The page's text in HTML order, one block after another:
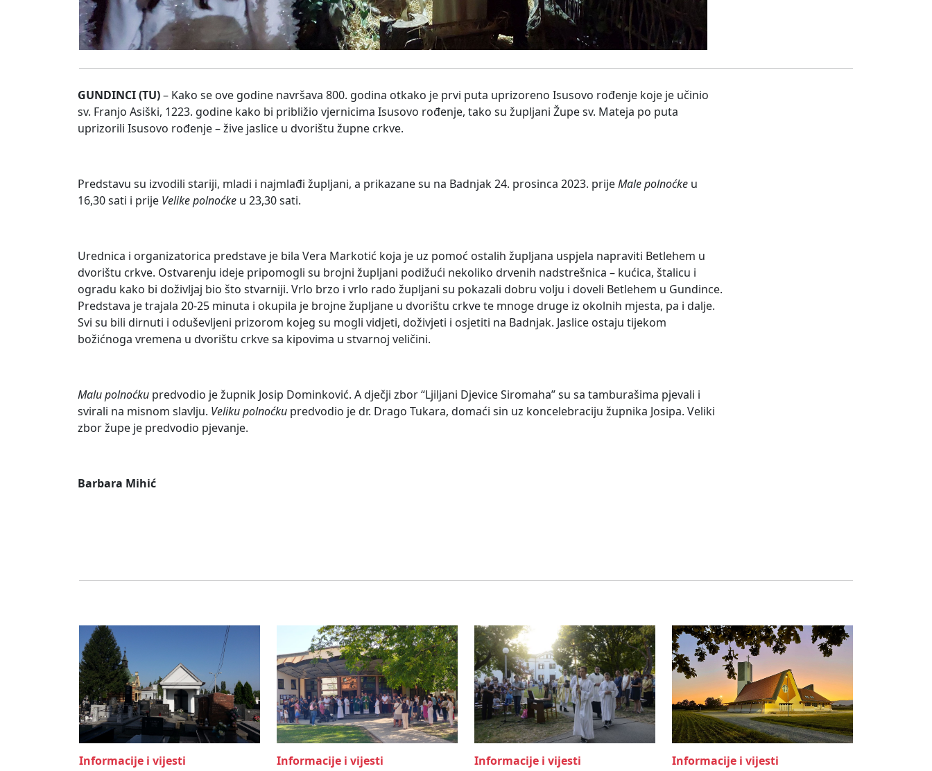
GUNDINCI (TU)– Kako se ove godine navršava 800. godina otkako je prvi puta uprizoreno Isusovo rođenje koje je učinio
sv. Franjo Asiški, 1223. godine kako bi približio vjernicima Isusovo rođenje, tako su župljani Župe sv. Mateja po puta
uprizorili Isusovo rođenje – žive jaslice u dvorištu župne crkve.
Predstavu su izvodili stariji, mladi i najmlađi župljani, a prikazane su na Badnjak 24. prosinca 2023. prijeMale polnoćke u
16,30 sati i prije Velike polnoćke u 23,30 sati.
Urednica i organizatorica predstave je bila Vera Markotić koja je uz pomoć ostalih župljana uspjela napraviti Betlehem u
dvorištu crkve. Ostvarenju ideje pripomogli su brojni župljani podižući nekoliko drvenih nadstrešnica – kućica, štalicu i
ogradu kako bi doživljaj bio što stvarniji. Vrlo brzo i vrlo rado župljani su pokazali dobru volju i doveli Betlehem u Gundince.
Predstava je trajala 20-25 minuta i okupila je brojne župljane u dvorištu crkve te mnoge druge iz okolnih mjesta, pa i dalje.
Svi su bili dirnuti i oduševljeni prizorom kojeg su mogli vidjeti, doživjeti i osjetiti na Badnjak. Jaslice ostaju tijekom
božićnoga vremena u dvorištu crkve sa kipovima u stvarnoj veličini.
Malu polnoćku predvodio je župnik Josip Dominković. A dječji zbor “Ljiljani Djevice Siromaha” su sa tamburašima pjevali i
svirali na misnom slavlju. Veliku polnoćku predvodio je dr. Drago Tukara, domaći sin uz koncelebraciju župnika Josipa. Veliki
zbor župe je predvodio pjevanje.
Barbara Mihić
Informacije i vijesti Informacije i vijesti Informacije i vijesti Informacije i vijesti